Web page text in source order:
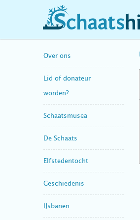
schaatshistorie.nl
Over ons
Lid of donateur
worden?
Schaatsmusea
De Schaats
Elfstedentocht
Geschiedenis
IJsbanen